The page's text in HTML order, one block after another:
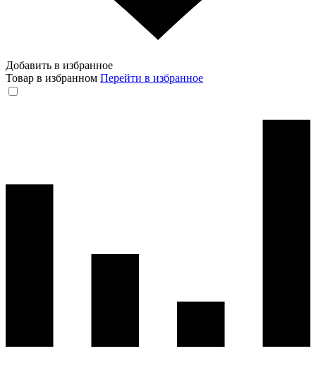
Добавить в избранное
Товар в избранном Перейти в избранное